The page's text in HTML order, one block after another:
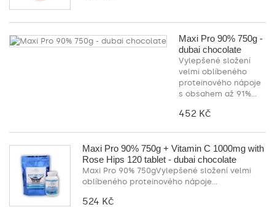
Maxi Pro 90% 750g -
dubai chocolate
Vylepšené složení
velmi oblíbeného
proteinového nápoje
s obsahem až 91%...
452 Kč
Maxi Pro 90% 750g + Vitamin C 1000mg with
Rose Hips 120 tablet - dubai chocolate
Maxi Pro 90% 750gVylepšené složení velmi
oblíbeného proteinového nápoje...
524 Kč